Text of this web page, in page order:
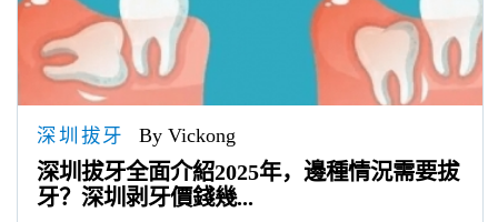
深圳拔牙 By Vickong
深圳拔牙全面介紹2025年，邊種情況需要拔
牙？深圳剥牙價錢幾...